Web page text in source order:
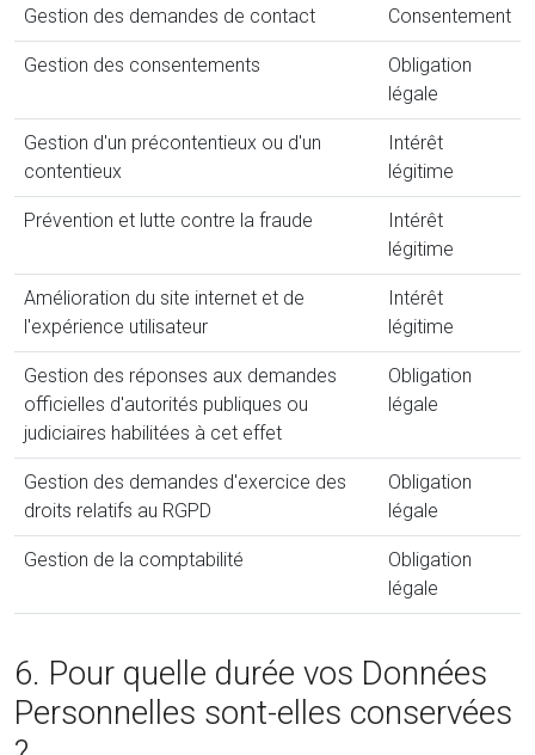
Gestion des demandes de contact Consentement
Gestion des consentements
Obligation
légale
Gestion d'un précontentieux ou d'un
contentieux
Intérêt
légitime
Prévention et lutte contre la fraude
Intérêt
légitime
Amélioration du site internet et de
l'expérience utilisateur
Intérêt
légitime
Gestion des réponses aux demandes
officielles d'autorités publiques ou
judiciaires habilitées à cet effet
Obligation
légale
Gestion des demandes d'exercice des
droits relatifs au RGPD
Obligation
légale
Gestion de la comptabilité
Obligation
légale
6. Pour quelle durée vos Données
Personnelles sont-elles conservées